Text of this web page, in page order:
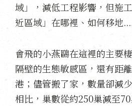
域」，減低工程影響，但施
近區域」在哪裡、如何移地
會飛的小燕鷗在這裡的主要
隔壁的生態敏感區，還有距
港；儘管搬了家，數量卻減
相比，巢數從約250巢減至70